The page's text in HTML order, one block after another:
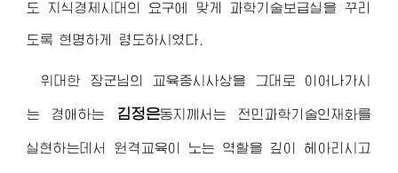
도 지식경제시대의 요구에 맞게 과학기술보급실을 꾸리
도록 현명하게 령도하시였다.
위대한 장군님 의 교육중시사상을 그대로 이어나가시
는 경애하는 김정은동지 께서는 전민과학기술인재화를
실현하는데서 원격교육이 노는 역할을 깊이 헤아리시고